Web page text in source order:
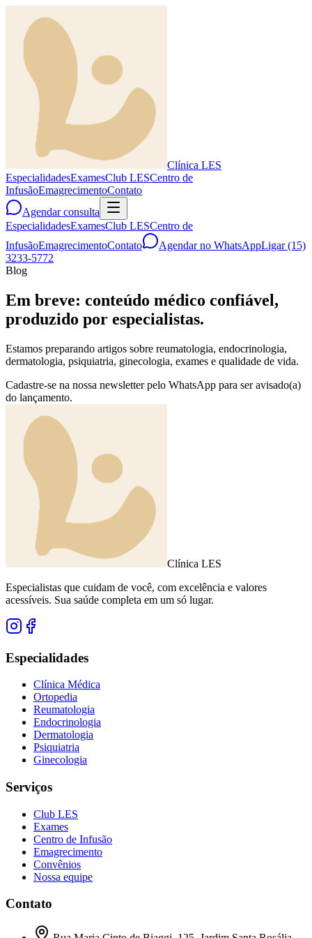
Clínica LES
EspecialidadesExamesClub LESCentro de
InfusãoEmagrecimentoContato
Agendar consulta
EspecialidadesExamesClub LESCentro de
InfusãoEmagrecimentoContato Agendar no WhatsAppLigar(15)
3233-5772
Blog
Em breve: conteúdo médico confiável,
produzido por especialistas.
Estamos preparando artigos sobre reumatologia, endocrinologia,
dermatologia, psiquiatria, ginecologia, exames e qualidade de vida.
Cadastre-se na nossa newsletter pelo WhatsApp para ser avisado(a)
do lançamento.
Clínica LES
Especialistas que cuidam de você, com excelência e valores
acessíveis. Sua saúde completa em um só lugar.
Especialidades
Clínica Médica
Ortopedia
Reumatologia
Endocrinologia
Dermatologia
Psiquiatria
Ginecologia
Serviços
Club LES
Exames
Centro de Infusão
Emagrecimento
Convênios
Nossa equipe
Contato